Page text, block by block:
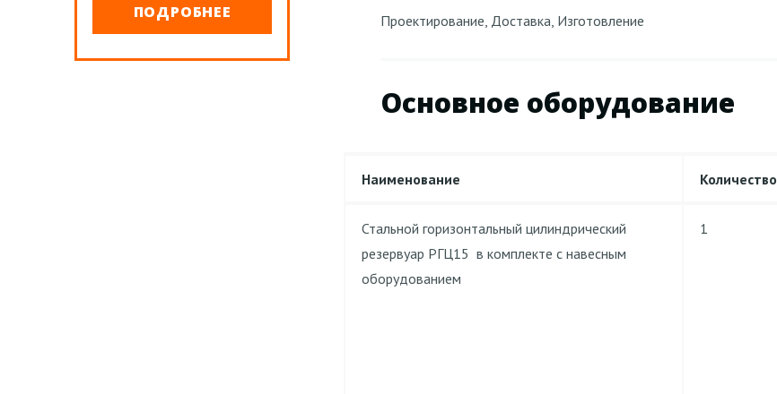
ПОДРОБНЕЕ Проектирование, Доставка, Изготовление
Основное оборудование
Наименование Количество
Стальной горизонтальный цилиндрический
резервуар РГЦ15 в комплекте с навесным
оборудованием
1